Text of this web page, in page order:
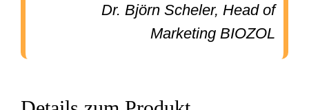
Dr. Björn Scheler, Head of
Marketing BIOZOL